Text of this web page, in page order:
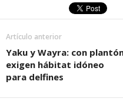
Artículo anterior
Yaku y Wayra: con
exigen hábitat idóneo
para delfines